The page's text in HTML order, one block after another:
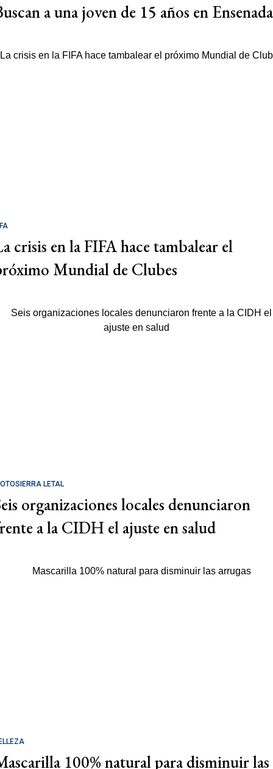
a una joven de 15 años en Ensenada
crisis en la FIFA hace tambalear el
Mundial de Clubes
LETAL
organizaciones locales denunciaron
a la CIDH el ajuste en salud
100% natural para disminuir las